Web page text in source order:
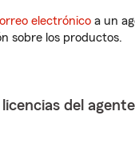
electrónico a un
sobre los productos.
del